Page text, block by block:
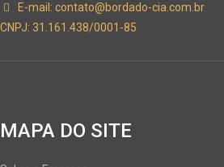
E-mail: contato@bordado-cia.com.br
CNPJ: 31.161.438/0001-85
MAPA DO SITE